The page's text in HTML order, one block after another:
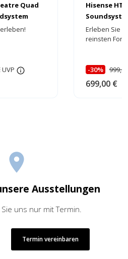
Quad
UVP
Hisense HT
Erleben Sie
reinsten
-30%
699,00 €
Ausstellungen
uns nur mit Termin.
Termin vereinbaren